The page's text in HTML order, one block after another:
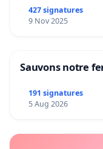
427 signatures
9 Nov 2025
Sauvons notre
191 signatures
5 Aug 2026